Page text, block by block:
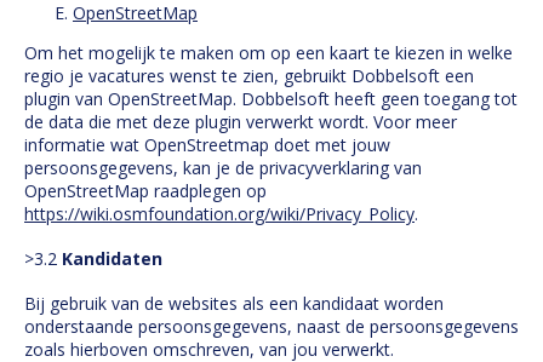
OpenStreetMap
Om het mogelijk te maken om op een kaart te kiezen in welke
regio je vacatures wenst te zien, gebruikt Dobbelsoft een
plugin van OpenStreetMap. Dobbelsoft heeft geen toegang tot
de data die met deze plugin verwerkt wordt. Voor meer
informatie wat OpenStreetmap doet met jouw
persoonsgegevens, kan je de privacyverklaring van
OpenStreetMap raadplegen op
https://wiki.osmfoundation.org/wiki/Privacy_Policy.
>3.2 Kandidaten
Bij gebruik van de websites als een kandidaat worden
onderstaande persoonsgegevens, naast de persoonsgegevens
zoals hierboven omschreven, van jou verwerkt.